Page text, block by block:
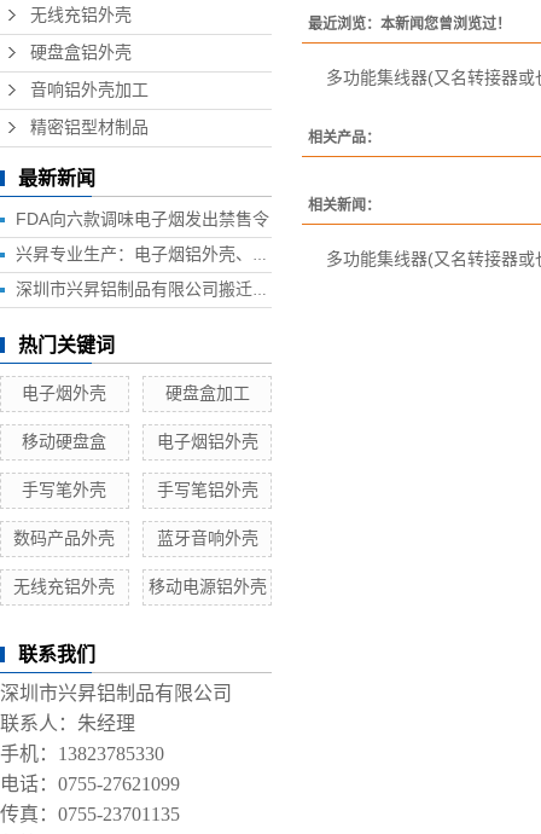
无线充铝外壳
硬盘盒铝外壳
音响铝外壳加工
精密铝型材制品
最新新闻
FDA向六款调味电子烟发出禁售令
兴昇专业生产：电子烟铝外壳、电子烟外壳、HUB铝外壳、移动电源外壳、无线充铝外壳等铝制品外壳
深圳市兴昇铝制品有限公司搬迁联络函
热门关键词
电子烟外壳 硬盘盒加工
移动硬盘盒 电子烟铝外壳
手写笔外壳 手写笔铝外壳
数码产品外壳 蓝牙音响外壳
无线充铝外壳 移动电源铝外壳
联系我们
深圳市兴昇铝制品有限公司
联系人：朱经理
手机：13823785330
电话：0755-27621099
传真：0755-23701135
最近浏览：本新闻您曾浏览过！
多功能集线器(又名转接器
相关产品：
相关新闻：
多功能集线器(又名转接器